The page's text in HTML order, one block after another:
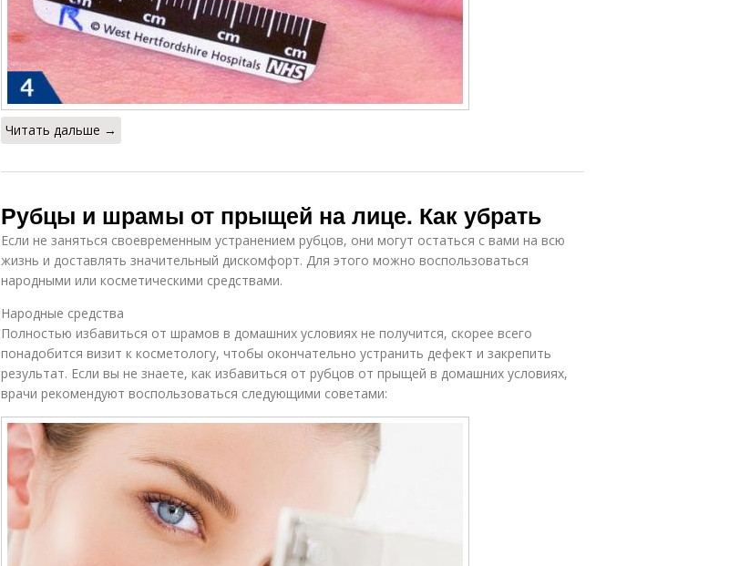
Читать дальше →
Рубцы и шрамы от прыщей на лице. Как убрать
Если не заняться своевременным устранением рубцов, они могут остаться с вами на всю
жизнь и доставлять значительный дискомфорт. Для этого можно воспользоваться
народными или косметическими средствами.
Народные средства
Полностью избавиться от шрамов в домашних условиях не получится, скорее всего
понадобится визит к косметологу, чтобы окончательно устранить дефект и закрепить
результат. Если вы не знаете, как избавиться от рубцов от прыщей в домашних условиях,
врачи рекомендуют воспользоваться следующими советами: